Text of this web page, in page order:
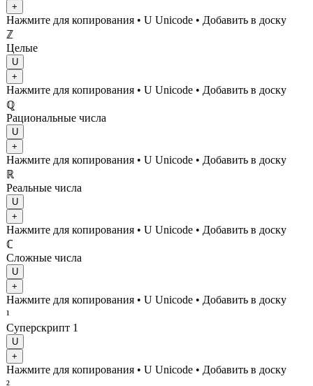
+
Нажмите для копирования • U Unicode • Добавить в доску
ℤ
Целые
U
+
Нажмите для копирования • U Unicode • Добавить в доску
ℚ
Рациональные числа
U
+
Нажмите для копирования • U Unicode • Добавить в доску
ℝ
Реальные числа
U
+
Нажмите для копирования • U Unicode • Добавить в доску
ℂ
Сложные числа
U
+
Нажмите для копирования • U Unicode • Добавить в доску
¹
Суперскрипт 1
U
+
Нажмите для копирования • U Unicode • Добавить в доску